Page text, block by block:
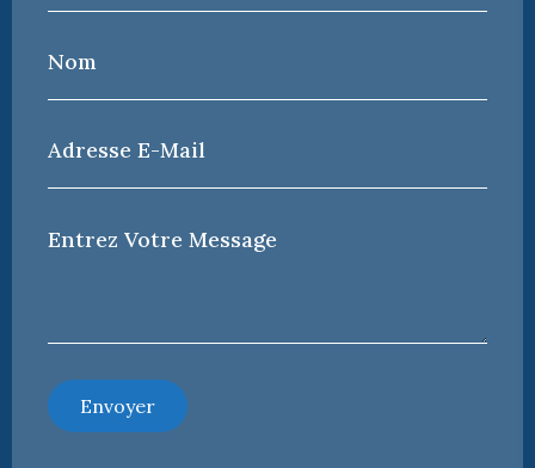
Nom
*
Adresse
e-
mail
Votre
Message
Envoyer